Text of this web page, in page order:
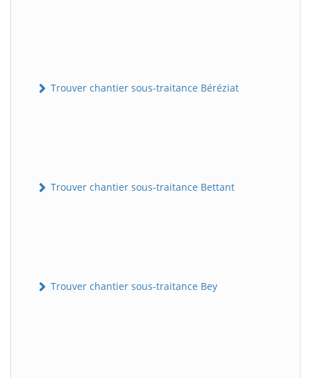
Trouver chantier sous-traitance Béréziat
Trouver chantier sous-traitance Bettant
Trouver chantier sous-traitance Bey